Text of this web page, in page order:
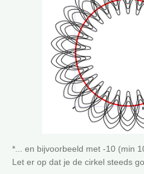
*... en bijvoorbeeld met -10 (min
Let er op dat je de cirkel steeds